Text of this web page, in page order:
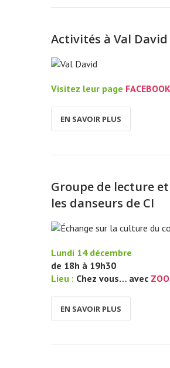
Activités à Val David
Visitez leur page FACEBOOK
EN SAVOIR PLUS
Groupe de lecture
les danseurs de CI
Lundi 14 décembre
de 18h à 19h30
Lieu : Chez vous… avec
EN SAVOIR PLUS